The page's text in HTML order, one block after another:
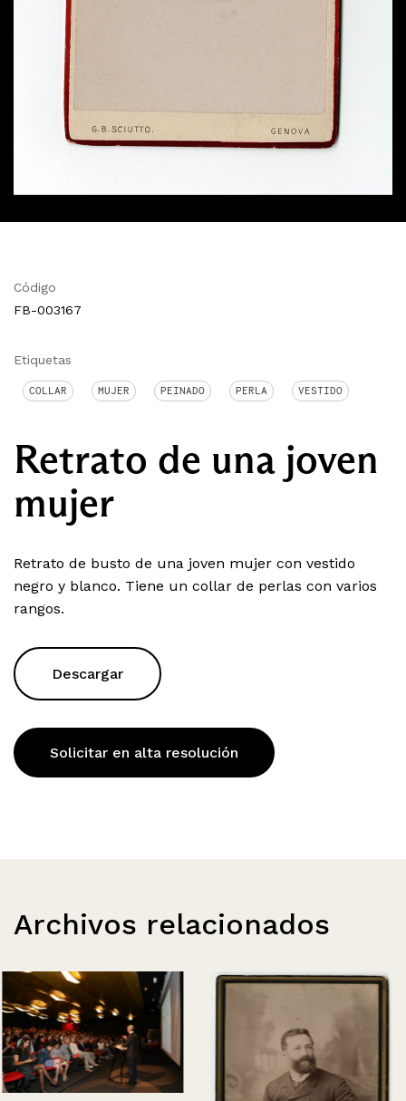
Código
FB-003167
Etiquetas
COLLAR MUJER PEINADO PERLA VESTIDO
Retrato de una joven
mujer
Retrato de busto de una joven mujer con vestido
negro y blanco. Tiene un collar de perlas con varios
rangos.
Descargar
Solicitar en alta resolución
Archivos relacionados